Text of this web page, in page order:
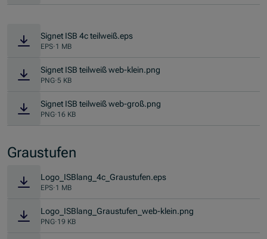
Signet ISB 4c teilweiß.eps
EPS·1 MB
Signet ISB teilweiß web-klein.png
PNG·5 KB
Signet ISB teilweiß web-groß.png
PNG·16 KB
Graustufen
Logo_ISBlang_4c_Graustufen.eps
EPS·1 MB
Logo_ISBlang_Graustufen_web-klein.png
PNG·19 KB